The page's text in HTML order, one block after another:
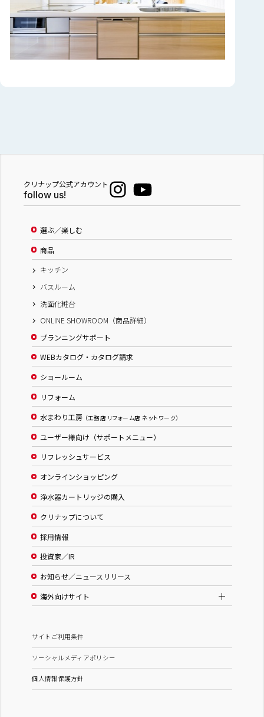
クリナップ公式アカウント
follow us!
選ぶ／楽しむ
商品
キッチン
バスルーム
洗面化粧台
ONLINE SHOWROOM（商品詳細）
プランニングサポート
WEBカタログ・カタログ請求
ショールーム
リフォーム
水まわり工房 （工務店 リフォーム店 ネットワーク）
ユーザー様向け（サポートメニュー）
リフレッシュサービス
オンラインショッピング
浄水器カートリッジの購入
クリナップについて
採用情報
投資家／IR
お知らせ／ニュースリリース
海外向けサイト
サイトご利用条件
ソーシャルメディアポリシー
個人情報保護方針